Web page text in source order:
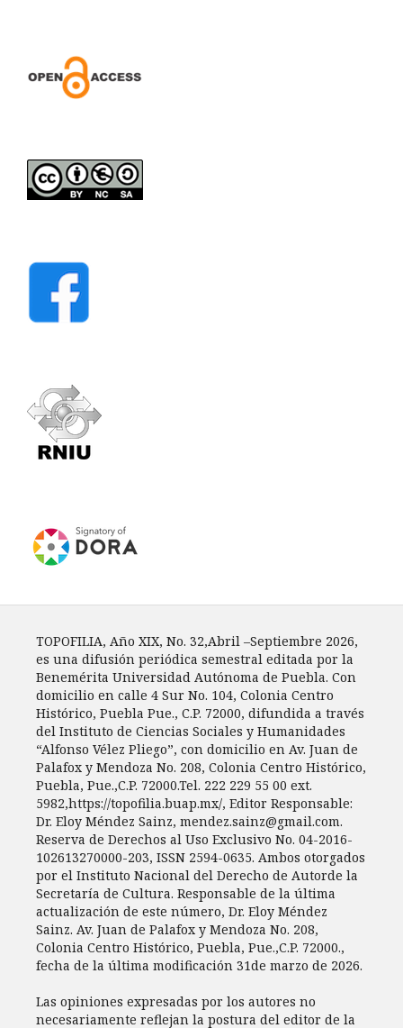
TOPOFILIA, Año XIX, No. 32,Abril –Septiembre 2026,
es una difusión periódica semestral editada por la
Benemérita Universidad Autónoma de Puebla. Con
domicilio en calle 4 Sur No. 104, Colonia Centro
Histórico, Puebla Pue., C.P. 72000, difundida a través
del Instituto de Ciencias Sociales y Humanidades
“Alfonso Vélez Pliego”, con domicilio en Av. Juan de
Palafox y Mendoza No. 208, Colonia Centro Histórico,
Puebla, Pue.,C.P. 72000.Tel. 222 229 55 00 ext.
5982,https://topofilia.buap.mx/, Editor Responsable:
Dr. Eloy Méndez Sainz, mendez.sainz@gmail.com.
Reserva de Derechos al Uso Exclusivo No. 04-2016-
102613270000-203, ISSN 2594-0635. Ambos otorgados
por el Instituto Nacional del Derecho de Autorde la
Secretaría de Cultura. Responsable de la última
actualización de este número, Dr. Eloy Méndez
Sainz. Av. Juan de Palafox y Mendoza No. 208,
Colonia Centro Histórico, Puebla, Pue.,C.P. 72000.,
fecha de la última modificación 31de marzo de 2026.
Las opiniones expresadas por los autores no
necesariamente reflejan la postura del editor de la